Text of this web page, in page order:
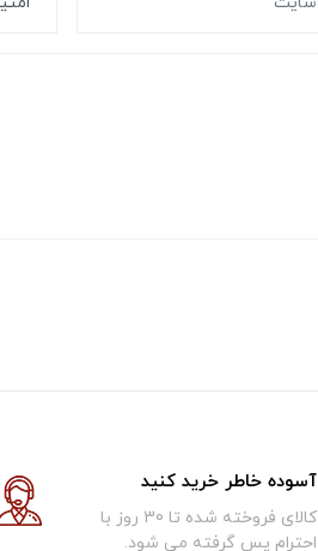
آسوده خاطر خرید کنید
کالای فروخته شده تا 30 روز با
احترام پس گرفته می شود.